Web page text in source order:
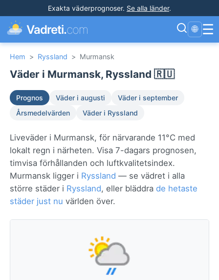
Exakta väderprognoser. Se alla länder.
Vadreti.com 🌐 ☰
Hem > Ryssland > Murmansk
Väder i Murmansk, Ryssland 🇷🇺
Prognos Väder i augusti
Väder i september
Årsmedelvärden
Väder i Ryssland
Liveväder i Murmansk, för närvarande 11°C med
lokalt regn i närheten. Visa 7-dagars prognosen,
timvisa förhållanden och luftkvalitetsindex.
Murmansk ligger i Ryssland — se vädret i alla
större städer i Ryssland, eller bläddra de hetaste
städer just nu världen över.